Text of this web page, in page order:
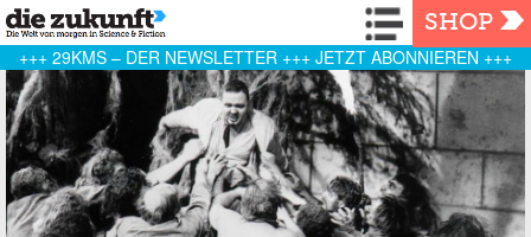
Navigation
SHOP
+++ 29KMS – DER NEWSLETTER +++ JETZT ABONNIEREN +++